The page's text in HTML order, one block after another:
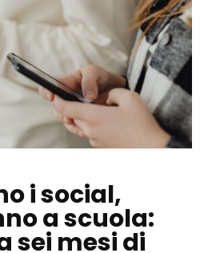
i social,
a scuola:
sei mesi di